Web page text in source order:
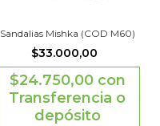
Sandalias Mishka (COD M60)
$33.000,00
$24.750,00 con
Transferencia o
depósito